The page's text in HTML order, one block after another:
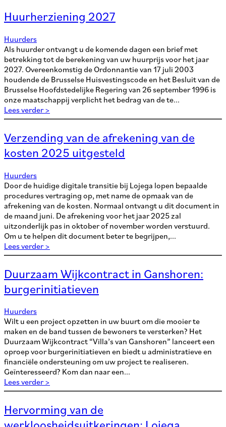
Huurherziening 2027
Huurders
Als huurder ontvangt u de komende dagen een brief met
betrekking tot de berekening van uw huurprijs voor het jaar
2027. Overeenkomstig de Ordonnantie van 17 juli 2003
houdende de Brusselse Huisvestingscode en het Besluit van de
Brusselse Hoofdstedelijke Regering van 26 september 1996 is
onze maatschappij verplicht het bedrag van de te...
Lees verder >
Verzending van de afrekening van de
kosten 2025 uitgesteld
Huurders
Door de huidige digitale transitie bij Lojega lopen bepaalde
procedures vertraging op, met name de opmaak van de
afrekening van de kosten. Normaal ontvangt u dit document in
de maand juni. De afrekening voor het jaar 2025 zal
uitzonderlijk pas in oktober of november worden verstuurd.
Om u te helpen dit document beter te begrijpen,...
Lees verder >
Duurzaam Wijkcontract in Ganshoren:
burgerinitiatieven
Huurders
Wilt u een project opzetten in uw buurt om die mooier te
maken en de band tussen de bewoners te versterken? Het
Duurzaam Wijkcontract “Villa’s van Ganshoren” lanceert een
oproep voor burgerinitiatieven en biedt u administratieve en
financiële ondersteuning om uw project te realiseren.
Geïnteresseerd? Kom dan naar een...
Lees verder >
Hervorming van de